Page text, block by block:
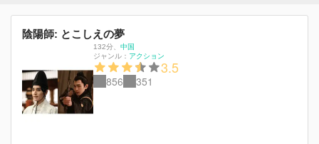
陰陽師: とこしえの夢
132分
中国
ジャンル： アクション
3.5
856 351